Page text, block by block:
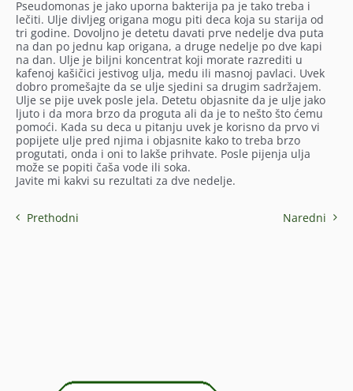
Pseudomonas je jako uporna bakterija pa je tako treba i
lečiti. Ulje divljeg origana mogu piti deca koja su starija od
tri godine. Dovoljno je detetu davati prve nedelje dva puta
na dan po jednu kap origana, a druge nedelje po dve kapi
na dan. Ulje je biljni koncentrat koji morate razrediti u
kafenoj kašičici jestivog ulja, medu ili masnoj pavlaci. Uvek
dobro promešajte da se ulje sjedini sa drugim sadržajem.
Ulje se pije uvek posle jela. Detetu objasnite da je ulje jako
ljuto i da mora brzo da proguta ali da je to nešto što ćemu
pomoći. Kada su deca u pitanju uvek je korisno da prvo vi
popijete ulje pred njima i objasnite kako to treba brzo
progutati, onda i oni to lakše prihvate. Posle pijenja ulja
može se popiti čaša vode ili soka.
Javite mi kakvi su rezultati za dve nedelje.
Prethodni Naredni